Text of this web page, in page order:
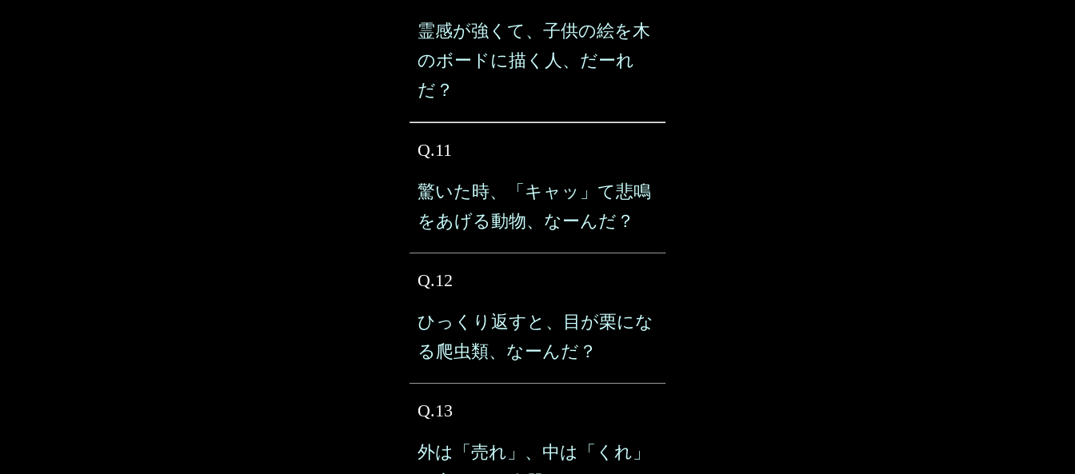
霊感が強くて、子供の絵を木
のボードに描く人、だーれ
だ？
Q.11
驚いた時、「キャッ」て悲鳴
をあげる動物、なーんだ？
Q.12
ひっくり返すと、目が栗にな
る爬虫類、なーんだ？
Q.13
外は「売れ」、中は「くれ」